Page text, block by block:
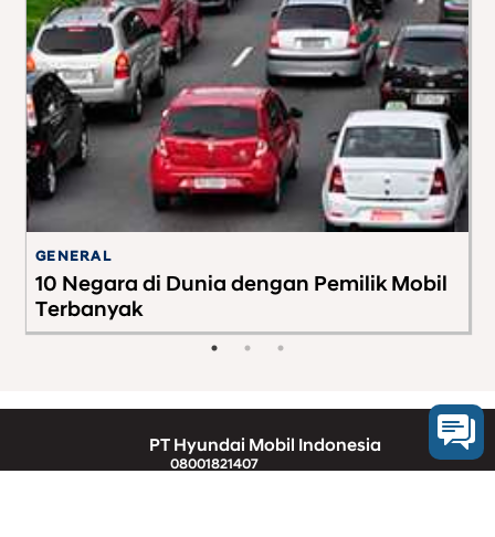
GENERAL
10 Negara di Dunia dengan Pemilik Mobil
Terbanyak
PT Hyundai Mobil Indonesia
08001821407